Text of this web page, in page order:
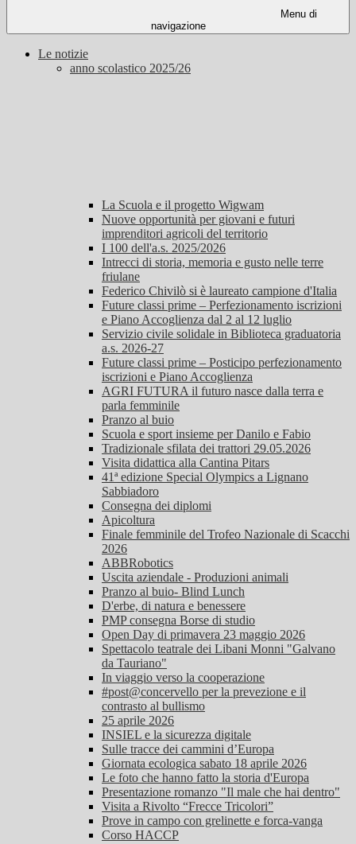
Menu di
navigazione
Le notizie
anno scolastico 2025/26
La Scuola e il progetto Wigwam
Nuove opportunità per giovani e futuri
imprenditori agricoli del territorio
I 100 dell'a.s. 2025/2026
Intrecci di storia, memoria e gusto nelle terre
friulane
Federico Chivilò si è laureato campione d'Italia
Future classi prime – Perfezionamento iscrizioni
e Piano Accoglienza dal 2 al 12 luglio
Servizio civile solidale in Biblioteca graduatoria
a.s. 2026-27
Future classi prime – Posticipo perfezionamento
iscrizioni e Piano Accoglienza
AGRI FUTURA il futuro nasce dalla terra e
parla femminile
Pranzo al buio
Scuola e sport insieme per Danilo e Fabio
Tradizionale sfilata dei trattori 29.05.2026
Visita didattica alla Cantina Pitars
41ª edizione Special Olympics a Lignano
Sabbiadoro
Consegna dei diplomi
Apicoltura
Finale femminile del Trofeo Nazionale di Scacchi
2026
ABBRobotics
Uscita aziendale - Produzioni animali
Pranzo al buio- Blind Lunch
D'erbe, di natura e benessere
PMP consegna Borse di studio
Open Day di primavera 23 maggio 2026
Spettacolo teatrale dei Libani Monni "Galvano
da Tauriano"
In viaggio verso la cooperazione
#post@concervello per la prevezione e il
contrasto al bullismo
25 aprile 2026
INSIEL e la sicurezza digitale
Sulle tracce dei cammini d’Europa
Giornata ecologica sabato 18 aprile 2026
Le foto che hanno fatto la storia d'Europa
Presentazione romanzo "Il male che hai dentro"
Visita a Rivolto “Frecce Tricolori”
Prove in campo con grelinette e forca-vanga
Corso HACCP